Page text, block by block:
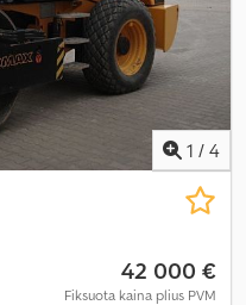
1 / 4
42 000 €
Fiksuota kaina plius PVM